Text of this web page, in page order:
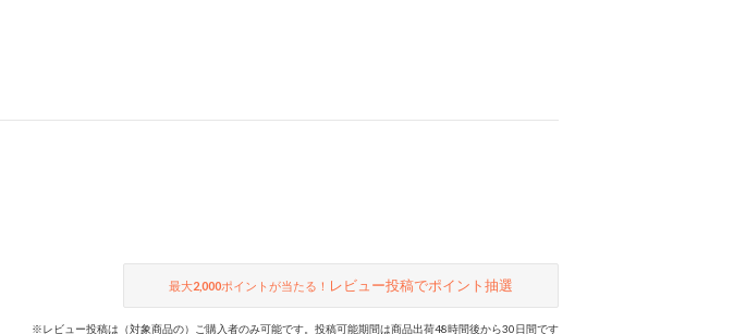
最大2,000ポイントが当たる！ レビュー投稿でポイント抽選
※レビュー投稿は（対象商品の）ご購入者のみ可能です。投稿可能期間は商品出荷48時間後から30日間です